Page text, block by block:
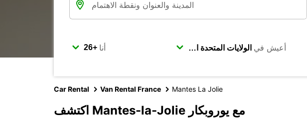
أنا أعيش في
Car Rental Van Rental France Mantes La Jolie
اكتشف Mantes-la-Jolie مع يوروبكار